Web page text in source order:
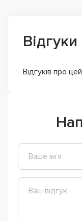
Відгуків про